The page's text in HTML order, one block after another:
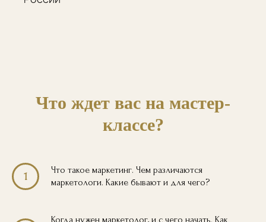
Что ждет вас на мастер-
классе?
1
Что такое маркетинг. Чем различаются
маркетологи. Какие бывают и для чего?
Когда нужен маркетолог, и с чего начать. Как